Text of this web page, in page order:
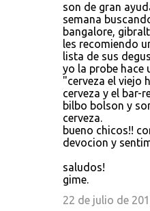
son de gran
semana
bangalore,
les recomiendo
lista de sus
yo la probe hace
"cerveza el viejo
cerveza y el bar-
bilbo bolson y
cerveza.
bueno chicos!!
devocion y
saludos!
gime.
22 de julio de